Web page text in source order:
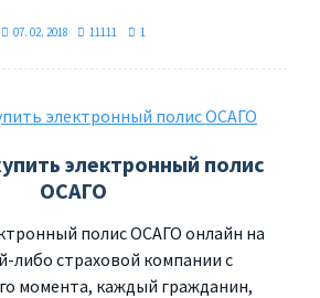
07. 02. 2018 11111 1
электронный полис
ОСАГО
полис ОСАГО онлайн на
либо страховой компании с
момента, каждый гражданин,